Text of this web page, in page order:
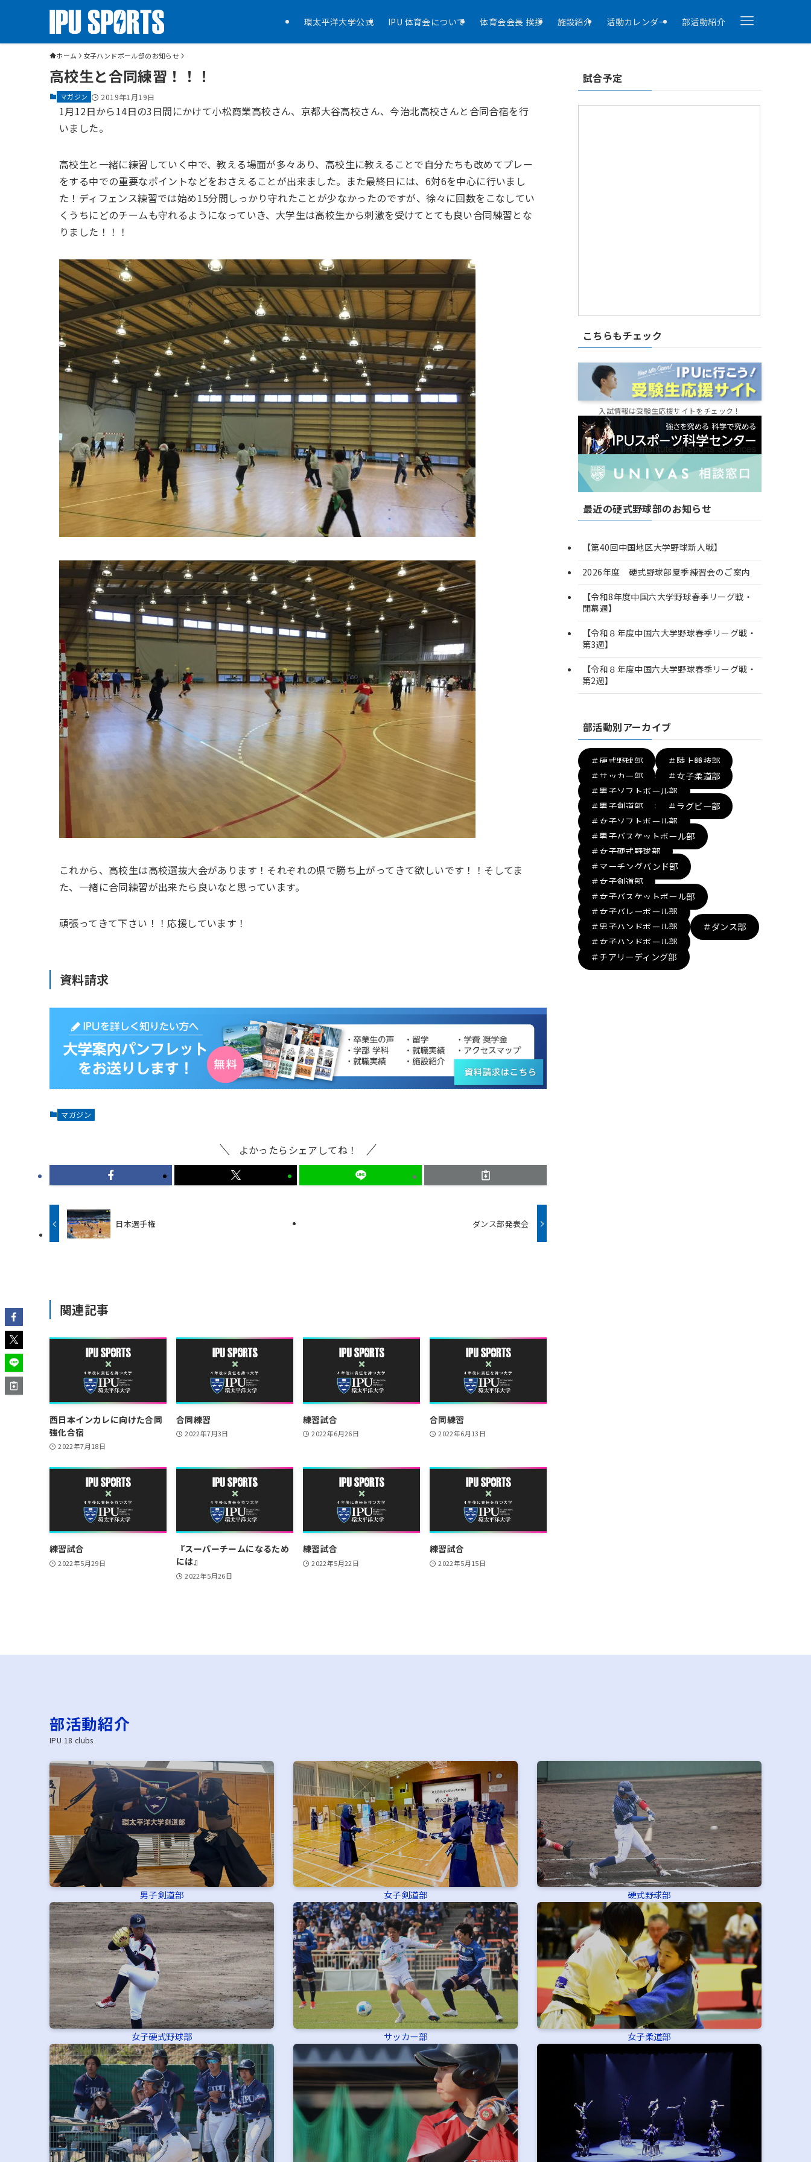
環太平洋大学公式 IPU 体育会について 体育会会長 挨拶 施設紹介 活動カレンダー 部活動紹介
ホーム 女子ハンドボール部のお知らせ
高校生と合同練習！！！
マガジン 2019年1月19日
1月12日から14日の3日間にかけて小松商業高校さん、京都大谷高校さん、今治北高校さんと合同合宿を行
いました。
高校生と一緒に練習していく中で、教える場面が多々あり、高校生に教えることで自分たちも改めてプレー
をする中での重要なポイントなどをおさえることが出来ました。また最終日には、6対6を中心に行いまし
た！ディフェンス練習では始め15分間しっかり守れたことが少なかったのですが、徐々に回数をこなしてい
くうちにどのチームも守れるようになっていき、大学生は高校生から刺激を受けてとても良い合同練習とな
りました！！！
これから、高校生は高校選抜大会があります！それぞれの県で勝ち上がってきて欲しいです！！そしてま
た、一緒に合同練習が出来たら良いなと思っています。
頑張ってきて下さい！！応援しています！
資料請求
マガジン
よかったらシェアしてね！
日本選手権 ダンス部発表会
関連記事
西日本インカレに向けた合同
強化合宿
2022年7月18日
合同練習
2022年7月3日
練習試合
2022年6月26日
合同練習
2022年6月13日
練習試合
2022年5月29日
『スーパーチームになるため
には』
2022年5月26日
練習試合
2022年5月22日
練習試合
2022年5月15日
試合予定
こちらもチェック
入試情報は受験生応援サイトをチェック！
最近の硬式野球部のお知らせ
【第40回中国地区大学野球新人戦】
2026年度 硬式野球部夏季練習会のご案内
【令和8年度中国六大学野球春季リーグ戦・
閉幕週】
【令和８年度中国六大学野球春季リーグ戦・
第3週】
【令和８年度中国六大学野球春季リーグ戦・
第2週】
部活動別アーカイブ
＃硬式野球部
＃陸上競技部
＃サッカー部
＃女子柔道部
＃男子ソフトボール部
＃男子剣道部
＃ラグビー部
＃女子ソフトボール部
＃男子バスケットボール部
＃女子硬式野球部
＃マーチングバンド部
＃女子剣道部
＃女子バスケットボール部
＃女子バレーボール部
＃男子ハンドボール部
＃ダンス部
＃女子ハンドボール部
＃チアリーディング部
部活動紹介
IPU 18 clubs
男子剣道部 女子剣道部 硬式野球部
女子硬式野球部 サッカー部 女子柔道部